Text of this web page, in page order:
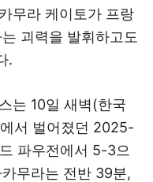
무라 케이토가 프랑
괴력을 발휘하고도
.
는 10일 새벽(한국
서 벌어졌던 2025-
파우전에서 5-3으
무라는 전반 39분,